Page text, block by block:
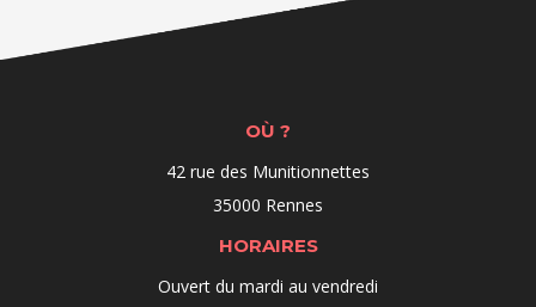
OÙ ?
42 rue des Munitionnettes
35000 Rennes
HORAIRES
Ouvert du mardi au vendredi